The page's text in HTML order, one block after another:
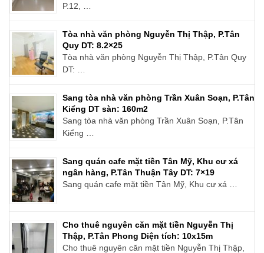
P.12, …
Tòa nhà văn phòng Nguyễn Thị Thập, P.Tân
Quy DT: 8.2×25
Tòa nhà văn phòng Nguyễn Thị Thập, P.Tân Quy
DT: …
Sang tòa nhà văn phòng Trần Xuân Soạn, P.Tân
Kiểng DT sàn: 160m2
Sang tòa nhà văn phòng Trần Xuân Soạn, P.Tân
Kiểng …
Sang quán cafe mặt tiền Tân Mỹ, Khu cư xá
ngân hàng, P.Tân Thuận Tây DT: 7×19
Sang quán cafe mặt tiền Tân Mỹ, Khu cư xá …
Cho thuê nguyên căn mặt tiền Nguyễn Thị
Thập, P.Tân Phong Diện tích: 10x15m
Cho thuê nguyên căn mặt tiền Nguyễn Thị Thập,